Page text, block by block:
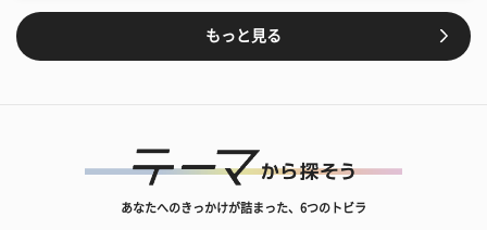
もっと見る
あなたへのきっかけが詰まった、6つのトビラ